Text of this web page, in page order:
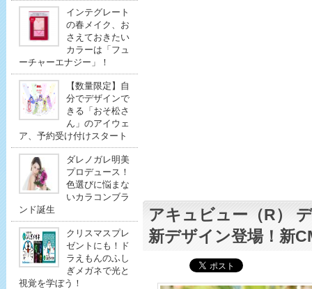
インテグレート
の春メイク、お
さえておきたい
カラーは「フュ
ーチャーエナジー」！
【数量限定】自
分でデザインで
きる「おそ松さ
ん」のアイウェ
ア、予約受け付けスタート
ダレノガレ明美
プロデュース！
色選びに悩まな
いカラコンブラ
ンド誕生
クリスマスプレ
ゼントにも！ド
ラえもんのふし
ぎメガネで光と
視覚を学ぼう！
アキュビュー（R）
新デザイン登場！新